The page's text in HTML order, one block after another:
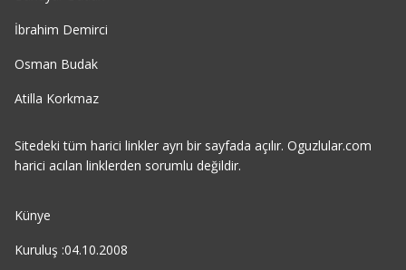
İbrahim Demirci
Osman Budak
Atilla Korkmaz
Sitedeki tüm harici linkler ayrı bir sayfada açılır. Oguzlular.com
harici acılan linklerden sorumlu değildir.
Künye
Kuruluş :04.10.2008